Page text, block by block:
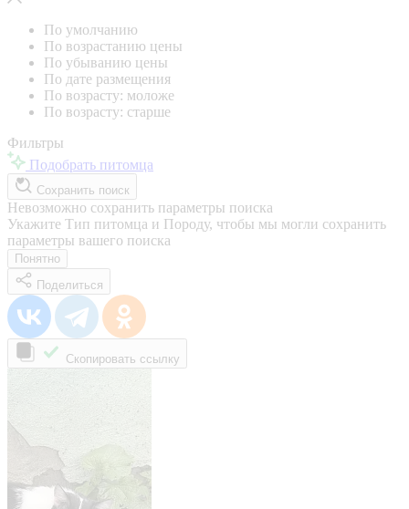
По умолчанию
По возрастанию цены
По убыванию цены
По дате размещения
По возрасту: моложе
По возрасту: старше
Фильтры
Подобрать питомца
Сохранить поиск
Невозможно сохранить параметры поиска
Укажите Тип питомца и Породу, чтобы мы могли сохранить
параметры вашего поиска
Понятно
Поделиться
Скопировать ссылку